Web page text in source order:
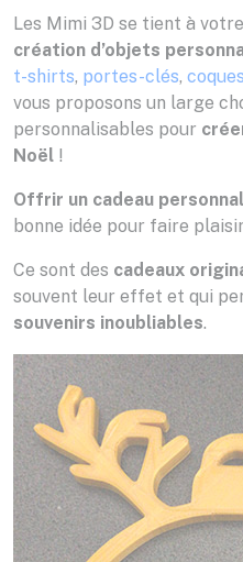
Les Mimi 3D se tient à
création d’objets
t-shirts, portes-clés,
vous proposons un large
personnalisables pour
Noël !
Offrir un cadeau
bonne idée pour faire
Ce sont des cadeaux
souvent leur effet et qui
souvenirs inoubliables.